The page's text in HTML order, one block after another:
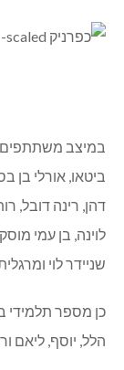
במיצב משתתפים
ביטאו, אורלי בן
דהן, רינה דובל,
לוינה, בן עמי
שניידר לוי
כן מספר תלמידי
הלל, יוסף, ליאם